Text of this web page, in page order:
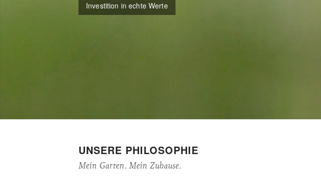
Investition in echte Werte
UNSERE PHILOSOPHIE
Mein Garten. Mein Zuhause.